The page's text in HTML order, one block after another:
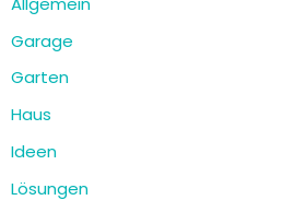
Garage
Garten
Haus
Ideen
Lösungen